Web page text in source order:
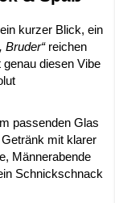
kurzer Blick, ein
Bruder“reichen
diesen Vibe
passenden Glas
mit klarer
Männerabende
Schnickschnack